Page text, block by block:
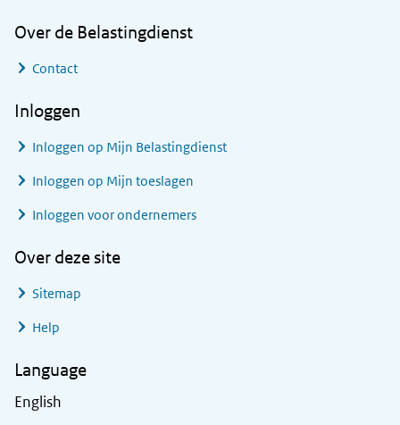
Over de Belastingdienst
Contact
Inloggen
Inloggen op Mijn Belastingdienst
Inloggen op Mijn toeslagen
Inloggen voor ondernemers
Over deze site
Sitemap
Help
Language
English